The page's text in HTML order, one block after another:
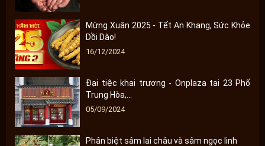
Mừng Xuân 2025 - Tết An Khang, Sức Khỏe
Dồi Dào!
16/12/2024
Đại tiệc khai trương - Onplaza tại 23 Phố
Trung Hòa,...
05/09/2024
Phân biệt sâm lai châu và sâm ngọc linh